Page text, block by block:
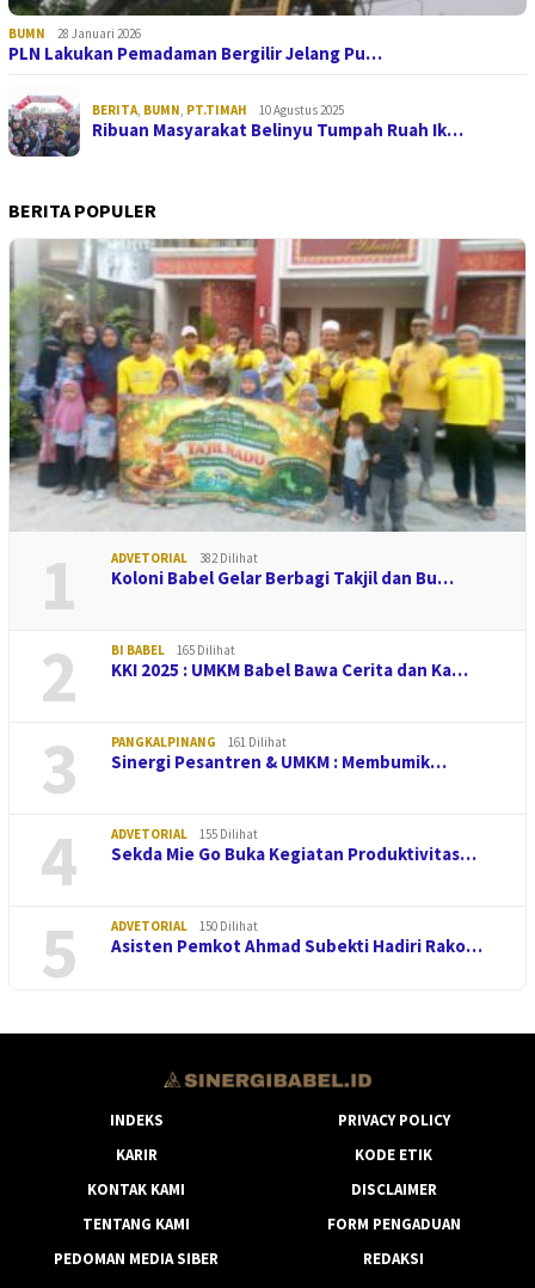
BUMN 28 Januari 2026
PLN Lakukan Pemadaman Bergilir Jelang Pu…
BERITA BUMN PT.TIMAH 10 Agustus 2025
Ribuan Masyarakat Belinyu Tumpah Ruah Ik…
BERITA POPULER
1 ADVETORIAL 382 Dilihat
Koloni Babel Gelar Berbagi Takjil dan Bu…
2 BI BABEL 165 Dilihat
KKI 2025 : UMKM Babel Bawa Cerita dan Ka…
3 PANGKALPINANG 161 Dilihat
Sinergi Pesantren & UMKM : Membumik…
4 ADVETORIAL 155 Dilihat
Sekda Mie Go Buka Kegiatan Produktivitas…
5 ADVETORIAL 150 Dilihat
Asisten Pemkot Ahmad Subekti Hadiri Rako…
INDEKS
PRIVACY POLICY
KARIR
KODE ETIK
KONTAK KAMI
DISCLAIMER
TENTANG KAMI
FORM PENGADUAN
PEDOMAN MEDIA SIBER
REDAKSI